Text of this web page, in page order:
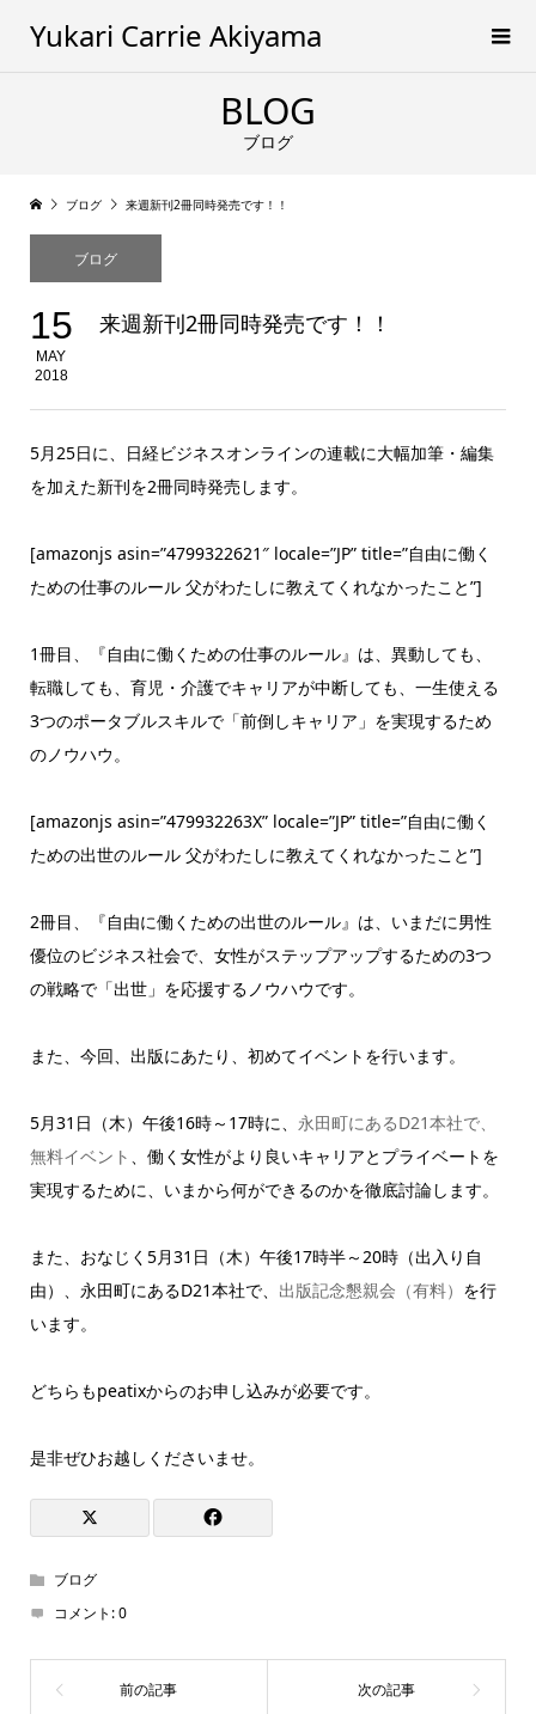
Yukari Carrie Akiyama
BLOG
ブログ
ブログ 来週新刊2冊同時発売です！！
ブログ
15
MAY
2018
来週新刊2冊同時発売です！！
5月25日に、日経ビジネスオンラインの連載に大幅加筆・編集
を加えた新刊を2冊同時発売します。
[amazonjs asin=”4799322621″ locale=”JP” title=”自由に働く
ための仕事のルール 父がわたしに教えてくれなかったこと”]
1冊目、『自由に働くための仕事のルール』は、異動しても、
転職しても、育児・介護でキャリアが中断しても、一生使える
3つのポータブルスキルで「前倒しキャリア」を実現するため
のノウハウ。
[amazonjs asin=”479932263X” locale=”JP” title=”自由に働く
ための出世のルール 父がわたしに教えてくれなかったこと”]
2冊目、『自由に働くための出世のルール』は、いまだに男性
優位のビジネス社会で、女性がステップアップするための3つ
の戦略で「出世」を応援するノウハウです。
また、今回、出版にあたり、初めてイベントを行います。
5月31日（木）午後16時～17時に、 永田町にあるD21本社で、
無料イベント 、働く女性がより良いキャリアとプライベートを
実現するために、いまから何ができるのかを徹底討論します。
また、おなじく5月31日（木）午後17時半～20時（出入り自
由）、永田町にあるD21本社で、 出版記念懇親会（有料） を行
います。
どちらもpeatixからのお申し込みが必要です。
是非ぜひお越しくださいませ。
ブログ
コメント:0